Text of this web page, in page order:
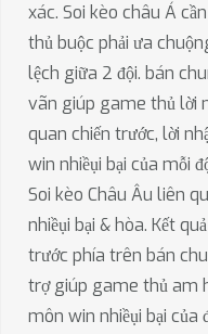
xác. Soi kèo châu Á
thủ buộc phải ưa
lệch giữa 2 đội. bán
vãn giúp game thủ lời
quan chiến trước, lời
win nhiềụi bại của mỗi
Soi kèo Châu Âu liên
nhiềụi bại & hòa. Kết
trước phía trên bán
trợ giúp game thủ am
môn win nhiềụi bại của